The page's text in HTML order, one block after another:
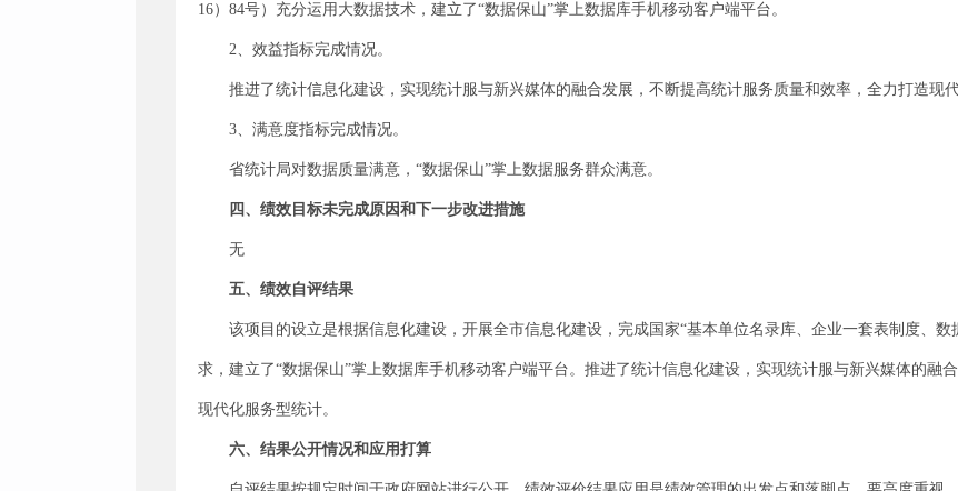
16）84号）充分运用大数据技术，建立了“数据保山”掌上数据库手机移动客户端平台。
2、效益指标完成情况。
推进了统计信息化建设，实现统计服与新兴媒体的融合发展，不断提高统计服务质量和效率，全力打造现代
3、满意度指标完成情况。
省统计局对数据质量满意， “数据保山”掌上数据服务群众满意。
四、绩效目标未完成原因和下一步改进措施
无
五、绩效自评结果
该项目的设立是根据信息化建设，开展全市信息化建设，完成国家“基本单位名录库、企业一套表制度、
求，建立了“数据保山”掌上数据库手机移动客户端平台。推进了统计信息化建设，实现统计服与新兴媒体的融
现代化服务型统计。
六、结果公开情况和应用打算